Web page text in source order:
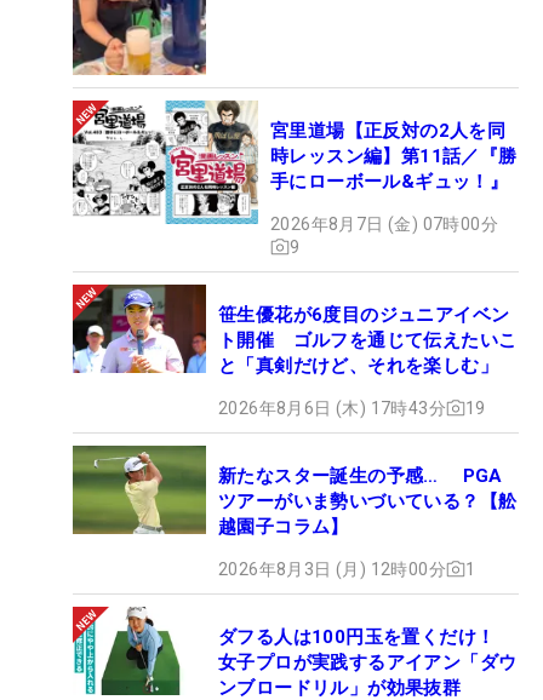
宮里道場【正反対の2人を同
時レッスン編】第11話／『勝
手にローボール&ギュッ！』
2026年8月7日 (金) 07時00分
9
笹生優花が6度目のジュニアイベン
ト開催 ゴルフを通じて伝えたいこ
と「真剣だけど、それを楽しむ」
2026年8月6日 (木) 17時43分 19
新たなスター誕生の予感… PGA
ツアーがいま勢いづいている？【舩
越園子コラム】
2026年8月3日 (月) 12時00分 1
ダフる人は100円玉を置くだけ！
女子プロが実践するアイアン「ダウ
ンブロードリル」が効果抜群